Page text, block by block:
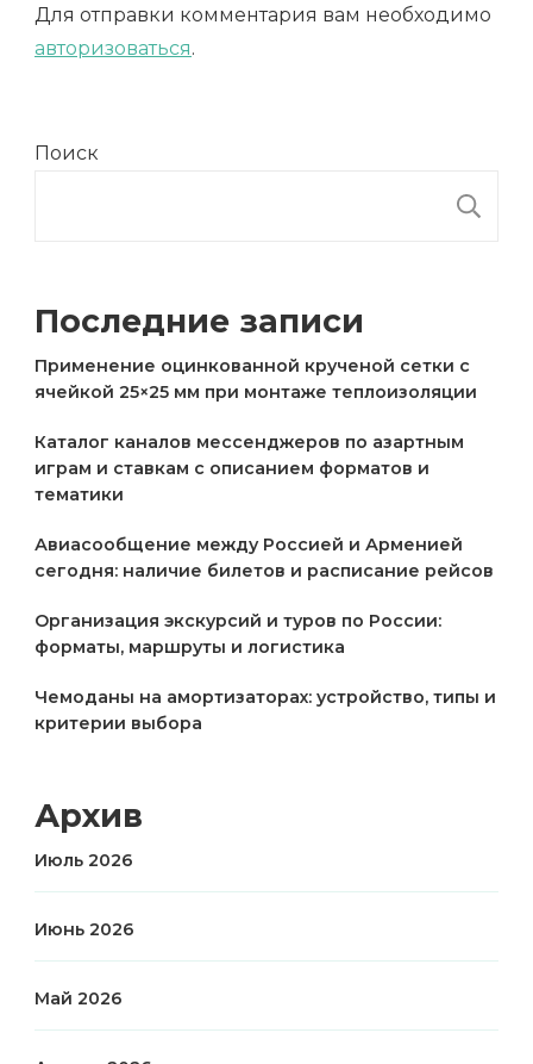
Для отправки комментария вам необходимо
авторизоваться.
Поиск
Последние записи
Применение оцинкованной крученой сетки с
ячейкой 25×25 мм при монтаже теплоизоляции
Каталог каналов мессенджеров по азартным
играм и ставкам с описанием форматов и
тематики
Авиасообщение между Россией и Арменией
сегодня: наличие билетов и расписание рейсов
Организация экскурсий и туров по России:
форматы, маршруты и логистика
Чемоданы на амортизаторах: устройство, типы и
критерии выбора
Архив
Июль 2026
Июнь 2026
Май 2026